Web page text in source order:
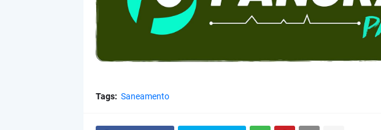
Tags: Saneamento